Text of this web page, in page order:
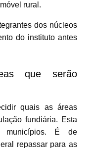
rural.
dos núcleos
do instituto antes
que serão
quais as áreas
fundiária. Esta
É de
repassar para as